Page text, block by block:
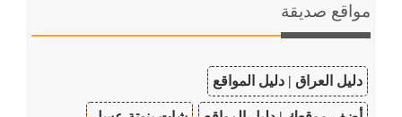
مواقع صديقة
دليل العراق | دليل المواقع